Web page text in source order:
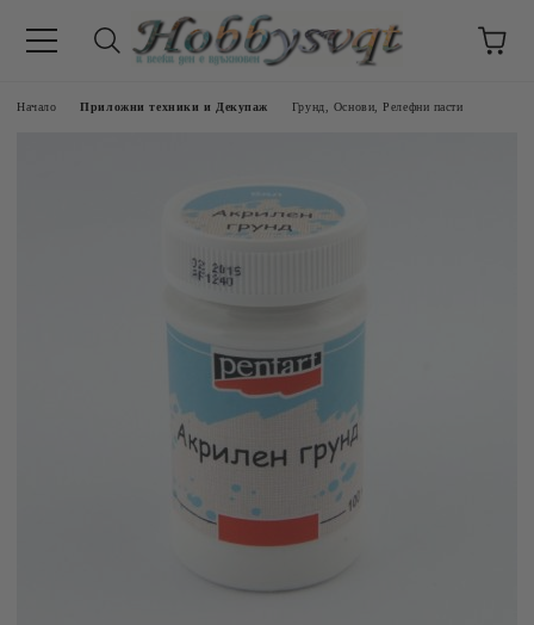
Начало Приложни техники и Декупаж Грунд, Основи, Релефни пасти